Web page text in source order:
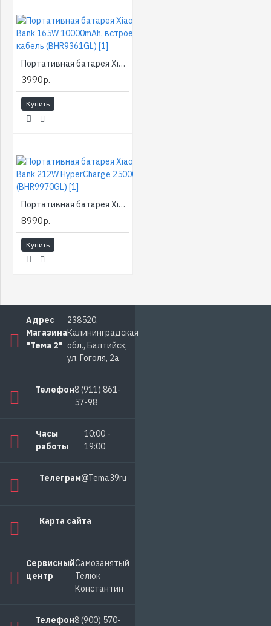
Портативная батарея Xiaomi Power Bank 165W 10000mAh, встроенный кабель (BHR9361GL) [1]
3990р.
Купить
Портативная батарея Xiaomi Power Bank 212W HyperCharge 25000mAh (BHR9970GL) [1]
8990р.
Купить
Адрес
Магазина
"Тема 2"
238520,
Калининградская
обл., Балтийск,
ул. Гоголя, 2а
Телефон8 (911) 861-
57-98
Часы
работы
10:00 -
19:00
Телеграм@Tema39ru
Карта сайта
Сервисный
центр
Самозанятый
Телюк
Константин
Телефон8 (900) 570-